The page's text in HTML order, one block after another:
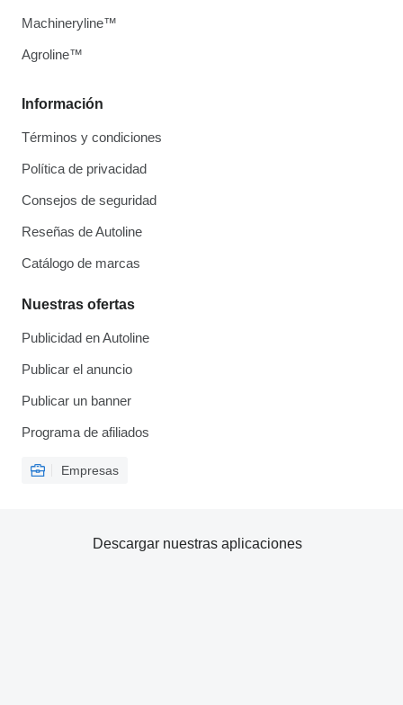
Información
Términos y condiciones
Política de privacidad
Consejos de seguridad
Reseñas de Autoline
Catálogo de marcas
Nuestras ofertas
Publicidad en Autoline
Publicar el anuncio
Publicar un banner
Programa de afiliados
Empresas
Machineryline™
Agroline™
Descargar nuestras aplicaciones